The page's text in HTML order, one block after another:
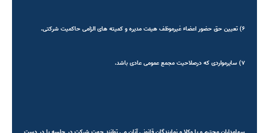
۶) تعیین حق حضور اعضاء غيرموظف هيئت مديره و کمیته های الزامی حاکمیت شرکتی.
۷) سايرمواردی که درصلاحیت مجمع عمومی عادی باشد.